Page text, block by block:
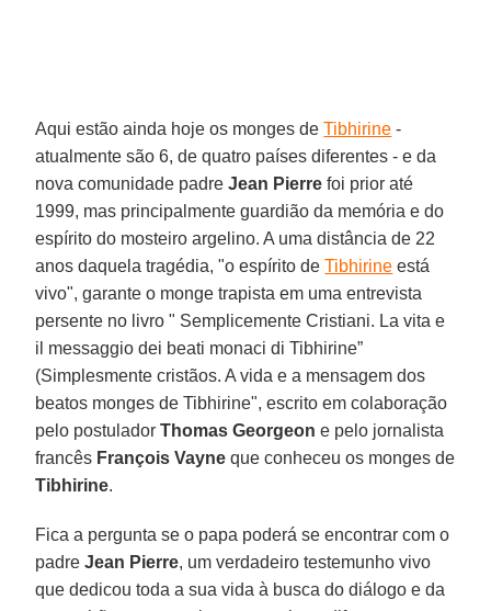
Aqui estão ainda hoje os monges deTibhirine -
atualmente são 6, de quatro países diferentes - e da
nova comunidade padreJean Pierre foi prior até
1999, mas principalmente guardião da memória e do
espírito do mosteiro argelino. A uma distância de 22
anos daquela tragédia, "o espírito deTibhirine está
vivo", garante o monge trapista em uma entrevista
persente no livro " Semplicemente Cristiani. La vita e
il messaggio dei beati monaci di Tibhirine”
(Simplesmente cristãos. A vida e a mensagem dos
beatos monges de Tibhirine", escrito em colaboração
pelo postuladorThomas Georgeon e pelo jornalista
francês François Vayne que conheceu os monges de
Tibhirine.
Fica a pergunta se o papa poderá se encontrar com o
padreJean Pierre, um verdadeiro testemunho vivo
que dedicou toda a sua vida à busca do diálogo e da